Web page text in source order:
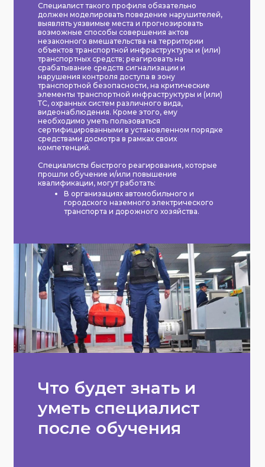
Специалист такого профиля обязательно
должен моделировать поведение нарушителей,
выявлять уязвимые места и прогнозировать
возможные способы совершения актов
незаконного вмешательства на территории
объектов транспортной инфраструктуры и (или)
транспортных средств; реагировать на
срабатывание средств сигнализации и
нарушения контроля доступа в зону
транспортной безопасности, на критические
элементы транспортной инфраструктуры и (или)
ТС, охранных систем различного вида,
видеонаблюдения. Кроме этого, ему
необходимо уметь пользоваться
сертифицированными в установленном порядке
средствами досмотра в рамках своих
компетенций.
Специалисты быстрого реагирования, которые
прошли обучение и/или повышение
квалификации, могут работать:
В организациях автомобильного и
городского наземного электрического
транспорта и дорожного хозяйства.
Что будет знать и
уметь специалист
после обучения